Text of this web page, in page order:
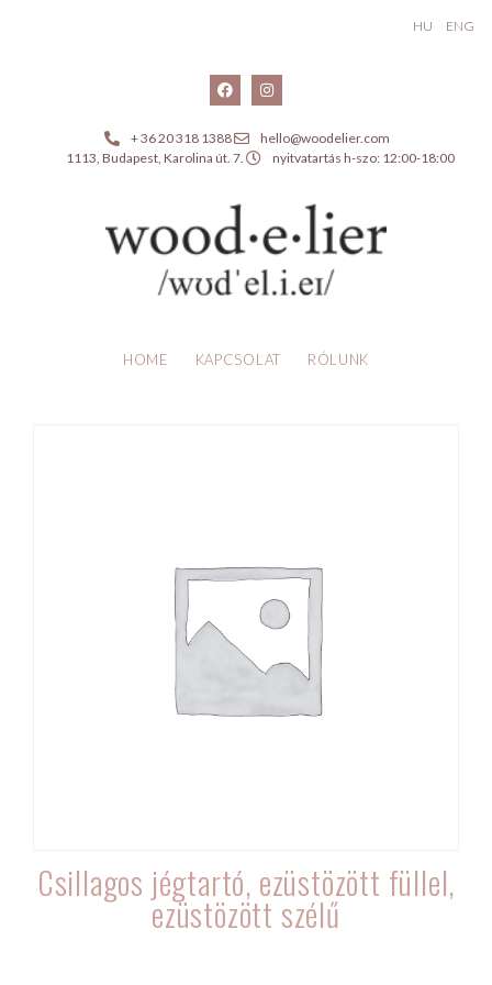
HU ENG
+ 36 20 318 1388
hello@woodelier.com
1113, Budapest, Karolina út. 7.
nyitvatartás h-szo: 12:00-18:00
HOME KAPCSOLAT RÓLUNK
Csillagos jégtartó, ezüstözött füllel,
ezüstözött szélű